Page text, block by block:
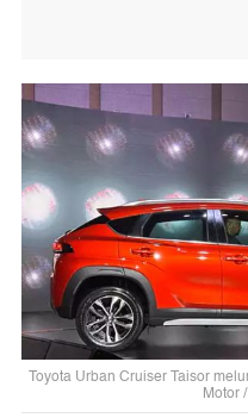
Toyota Urban Cruiser Taisor
Motor